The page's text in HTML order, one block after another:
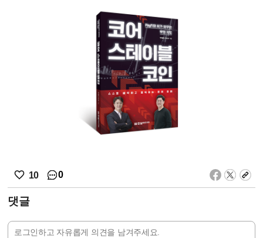
10 0
댓글